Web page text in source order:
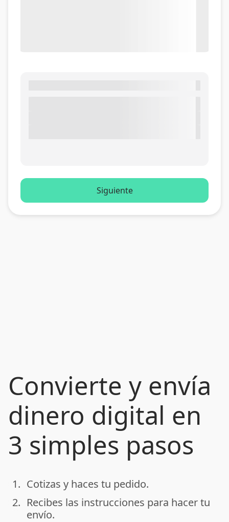
Convierte y envía
dinero digital en
3 simples pasos
done
1. Cotizas y haces tu pedido.
done
2. Recibes las instrucciones para hacer tu
envío.
Siguiente